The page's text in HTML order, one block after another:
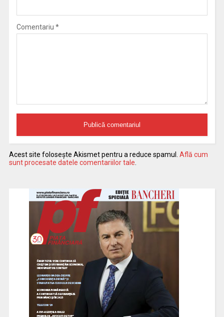
Comentariu *
Acest site folosește Akismet pentru a reduce spamul. Află cum
sunt procesate datele comentariilor tale.